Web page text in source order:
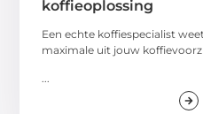
koffieoplossing
Een echte koffiespecialist
maximale uit jouw
...